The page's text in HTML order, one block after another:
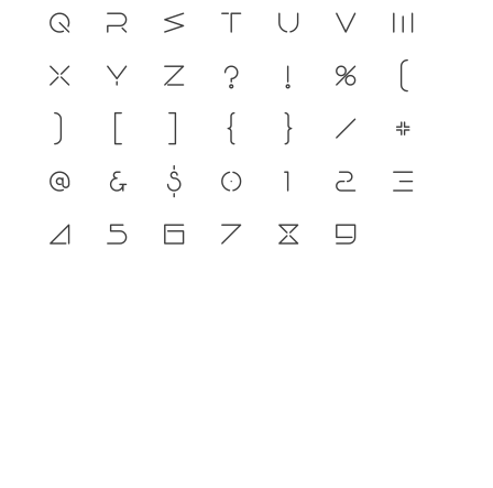
q
r s t u v
w
x
y z ? ! %
(
)
[ ] { } /
#
@
& $ 0 1 2
3
4
5 6 7 8 9